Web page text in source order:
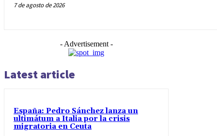
7 de agosto de 2026
- Advertisement -
Latest article
España: Pedro Sánchez lanza un
ultimátum a Italia por la crisis
migratoria en Ceuta